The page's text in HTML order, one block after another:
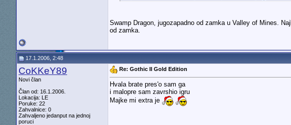
Swamp Dragon, jugozapadno od zamka u Valley of Mines.
od zamka.
17.1.2006, 2:48
CoKKeY89
Novi član
Član od: 16.1.2006.
Lokacija: LE
Poruke: 22
Zahvalnice: 0
Zahvaljeno jedanput na jednoj
poruci
Re: Gothic II Gold Edition
Hvala brate pres'o sam ga
i malopre sam zavrshio igru
Majke mi extra je